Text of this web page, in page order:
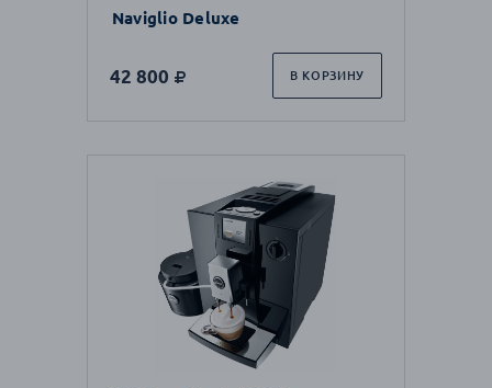
Naviglio Deluxe
42 800 В КОРЗИНУ